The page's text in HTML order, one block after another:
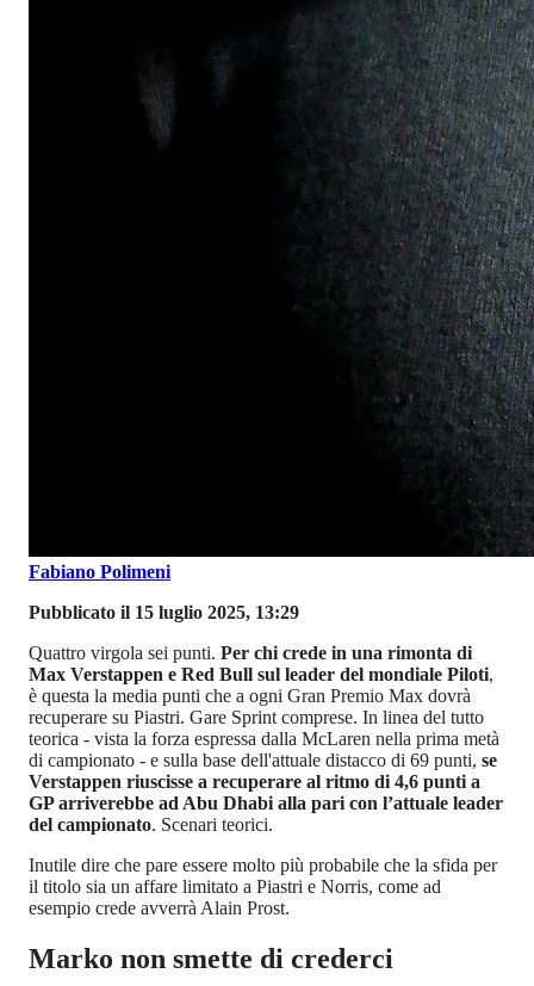
Fabiano Polimeni
Pubblicato il 15 luglio 2025, 13:29
Quattro virgola sei punti. Per chi crede in una rimonta di
Max Verstappen e Red Bull sul leader del mondiale Piloti,
è questa la media punti che a ogni Gran Premio Max dovrà
recuperare su Piastri. Gare Sprint comprese. In linea del tutto
teorica - vista la forza espressa dalla McLaren nella prima metà
di campionato - e sulla base dell'attuale distacco di 69 punti, se
Verstappen riuscisse a recuperare al ritmo di 4,6 punti a
GP arriverebbe ad Abu Dhabi alla pari con l’attuale leader
del campionato. Scenari teorici.
Inutile dire che pare essere molto più probabile che la sfida per
il titolo sia un affare limitato a Piastri e Norris, come ad
esempio crede avverrà Alain Prost.
Marko non smette di crederci